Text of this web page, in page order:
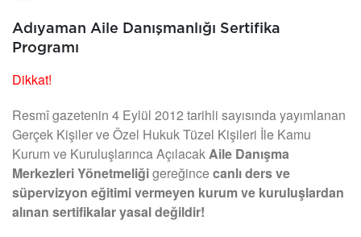
Adıyaman Aile Danışmanlığı Sertifika
Programı
Dikkat!
Resmî gazetenin 4 Eylül 2012 tarihli sayısında yayımlanan
Gerçek Kişiler ve Özel Hukuk Tüzel Kişileri İle Kamu
Kurum ve Kuruluşlarınca AçılacakAile Danışma
Merkezleri Yönetmeliğigereğincecanlı ders ve
süpervizyon eğitimi vermeyen kurum ve kuruluşlardan
alınan sertifikalar yasal değildir!